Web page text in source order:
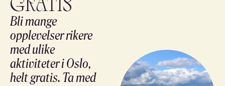
Bli mange
opplevelser rikere
med ulike
aktiviteter i Oslo,
helt gratis. Ta med